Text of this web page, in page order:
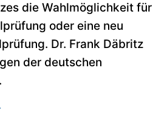
die Wahlmöglichkeit für
oder eine neu
Dr. Frank Däbritz
der deutschen